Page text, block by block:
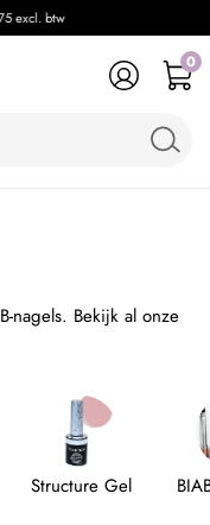
excl. btw
0
nagels. Bekijk al onze
Structure Gel